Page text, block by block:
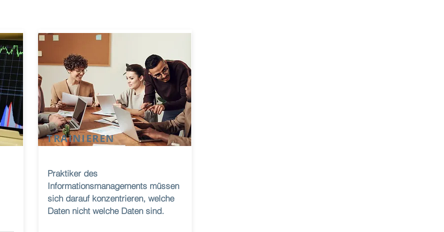
TRAINIEREN
Praktiker des
Informationsmanagements müssen
sich darauf konzentrieren, welche
Daten nicht welche Daten sind.